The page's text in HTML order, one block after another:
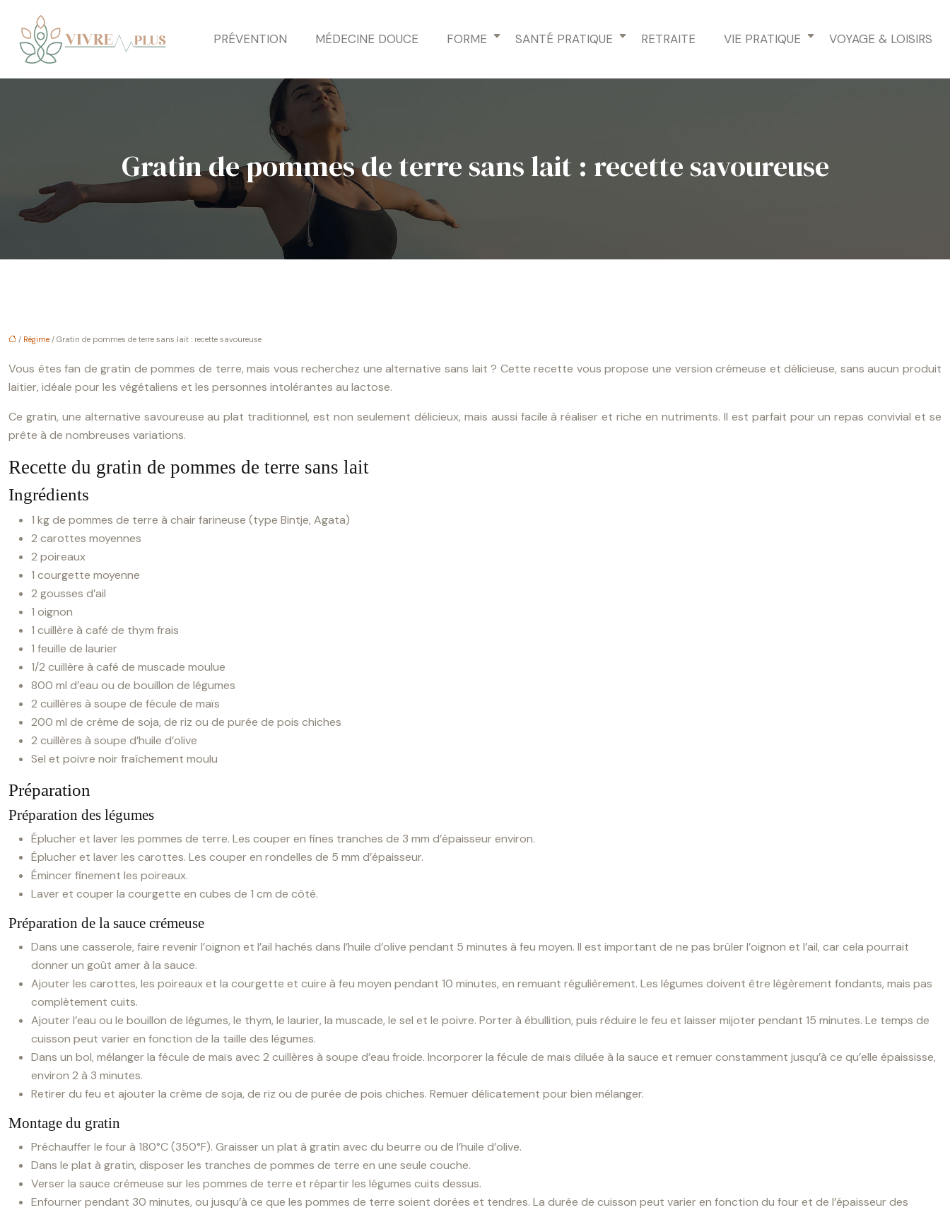
PRÉVENTION MÉDECINE DOUCE FORME SANTÉ PRATIQUE RETRAITE VIE PRATIQUE VOYAGE & LOISIRS
Gratin de pommes de terre sans lait : recette savoureuse
/ Régime / Gratin de pommes de terre sans lait : recette savoureuse
Vous êtes fan de gratin de pommes de terre, mais vous recherchez une alternative sans lait ? Cette recette vous propose une version crémeuse et délicieuse, sans aucun produit
laitier, idéale pour les végétaliens et les personnes intolérantes au lactose.
Ce gratin, une alternative savoureuse au plat traditionnel, est non seulement délicieux, mais aussi facile à réaliser et riche en nutriments. Il est parfait pour un repas convivial et se
prête à de nombreuses variations.
Recette du gratin de pommes de terre sans lait
Ingrédients
1 kg de pommes de terre à chair farineuse (type Bintje, Agata)
2 carottes moyennes
2 poireaux
1 courgette moyenne
2 gousses d’ail
1 oignon
1 cuillère à café de thym frais
1 feuille de laurier
1/2 cuillère à café de muscade moulue
800 ml d’eau ou de bouillon de légumes
2 cuillères à soupe de fécule de maïs
200 ml de crème de soja, de riz ou de purée de pois chiches
2 cuillères à soupe d’huile d’olive
Sel et poivre noir fraîchement moulu
Préparation
Préparation des légumes
Éplucher et laver les pommes de terre. Les couper en fines tranches de 3 mm d’épaisseur environ.
Éplucher et laver les carottes. Les couper en rondelles de 5 mm d’épaisseur.
Émincer finement les poireaux.
Laver et couper la courgette en cubes de 1 cm de côté.
Préparation de la sauce crémeuse
Dans une casserole, faire revenir l’oignon et l’ail hachés dans l’huile d’olive pendant 5 minutes à feu moyen. Il est important de ne pas brûler l’oignon et l’ail, car cela pourrait
donner un goût amer à la sauce.
Ajouter les carottes, les poireaux et la courgette et cuire à feu moyen pendant 10 minutes, en remuant régulièrement. Les légumes doivent être légèrement fondants, mais pas
complètement cuits.
Ajouter l’eau ou le bouillon de légumes, le thym, le laurier, la muscade, le sel et le poivre. Porter à ébullition, puis réduire le feu et laisser mijoter pendant 15 minutes. Le temps de
cuisson peut varier en fonction de la taille des légumes.
Dans un bol, mélanger la fécule de maïs avec 2 cuillères à soupe d’eau froide. Incorporer la fécule de maïs diluée à la sauce et remuer constamment jusqu’à ce qu’elle épaississe,
environ 2 à 3 minutes.
Retirer du feu et ajouter la crème de soja, de riz ou de purée de pois chiches. Remuer délicatement pour bien mélanger.
Montage du gratin
Préchauffer le four à 180°C (350°F). Graisser un plat à gratin avec du beurre ou de l’huile d’olive.
Dans le plat à gratin, disposer les tranches de pommes de terre en une seule couche.
Verser la sauce crémeuse sur les pommes de terre et répartir les légumes cuits dessus.
Enfourner pendant 30 minutes, ou jusqu’à ce que les pommes de terre soient dorées et tendres. La durée de cuisson peut varier en fonction du four et de l’épaisseur des